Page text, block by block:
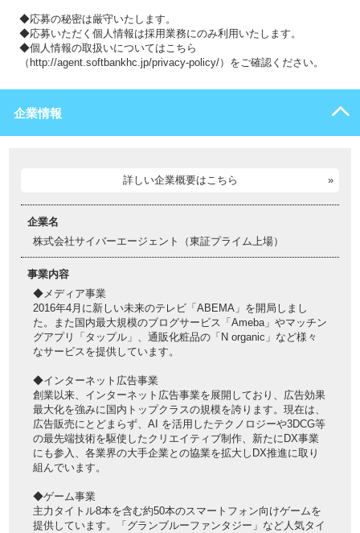
◆応募の秘密は厳守いたします。
◆応募いただく個人情報は採用業務にのみ利用いたします。
◆個人情報の取扱いについてはこちら
（http://agent.softbankhc.jp/privacy-policy/）をご確認ください。
企業情報
詳しい企業概要はこちら
企業名
株式会社サイバーエージェント（東証プライム上場）
事業内容
◆メディア事業
2016年4月に新しい未来のテレビ「ABEMA」を開局しまし
た。また国内最大規模のブログサービス「Ameba」やマッチン
グアプリ「タップル」、通販化粧品の「N organic」など様々
なサービスを提供しています。
◆インターネット広告事業
創業以来、インターネット広告事業を展開しており、広告効果
最大化を強みに国内トップクラスの規模を誇ります。現在は、
広告販売にとどまらず、AI を活用したテクノロジーや3DCG等
の最先端技術を駆使したクリエイティブ制作、新たにDX事業
にも参入、各業界の大手企業との協業を拡大しDX推進に取り
組んでいます。
◆ゲーム事業
主力タイトル8本を含む約50本のスマートフォン向けゲームを
提供しています。「グランブルーファンタジー」など人気タイ